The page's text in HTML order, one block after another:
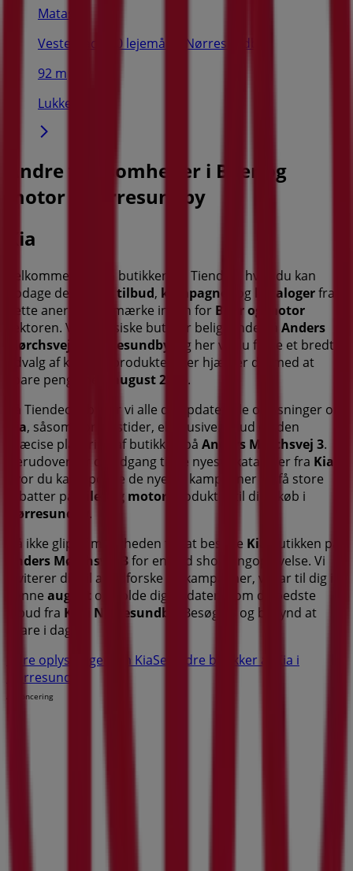
Matas
Vestergade 30 lejemål 7, Nørresundby
92 m
Lukket
Andre virksomheder i Biler og
motor i Nørresundby
Kia
Velkommen til
butikken på Tiendeo, hvor du kan
opdage de bedste tilbud, kampagner og katalogerfra
dette anerkendte mærke inden for Biler og motor
sektoren. Vores fysiske butik er beliggende på Anders
Mørchsvej 3
Nørresundby
, og her vil du finde et bredt
udvalg af kvalitetsprodukter, der hjælper dig med at
spare penge hele
august 2026 .
På Tiendeo tilbyder vi alle de opdaterede oplysninger om
Kia, såsom åbningstider, eksklusive tilbud og den
præcise placering af butikken på Anders Mørchsvej 3.
Derudover får du adgang til de nyeste kataloger fra Kia
hvor du kan opdage de nyeste kampagner og få store
rabatter på
Biler og motor produkter til dine køb i
Nørresundby .
Gå ikke glip af muligheden for at besøge Kia
butikken på
Anders Mørchsvej 3for en fuld shoppingoplevelse. Vi
inviterer dig til at udforske de kampagner, vi har til dig i
denne august
og holde dig opdateret om de bedste
tilbud fra Kia Nørresundby
. Besøg os og begynd at
spare i dag!
Flere oplysninger om KiaSe andre butikker af Kia i
Nørresundby
Annoncering